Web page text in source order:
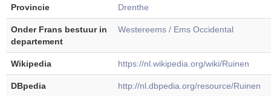
Provincie Drenthe
Onder Frans bestuur in
departement
Westereems / Ems Occidental
Wikipedia https://nl.wikipedia.org/wiki/Ruinen
DBpedia http://nl.dbpedia.org/resource/Ruinen